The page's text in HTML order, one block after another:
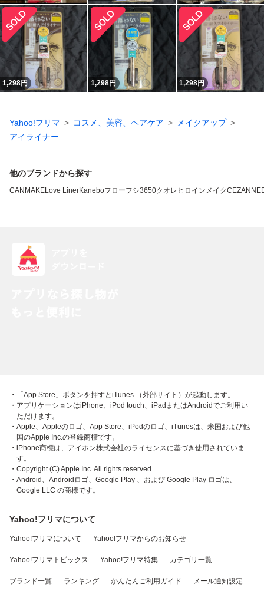
1,298円 1,298円 1,298円
Yahoo!フリマ コスメ、美容、ヘアケア
メイクアップ
アイライナー
他のブランドから探す
CANMAKELove LinerKaneboフローフシ3650クオレ ヒロインメイクCEZANNE
・「App Store」ボタンを押すとiTunes （外部サイト）が起動します。
・アプリケーションはiPhone、iPod touch、iPadまたはAndroidでご利用い
ただけます。
・Apple、Appleのロゴ、App Store、iPodのロゴ、iTunesは、米国および他
国のApple Inc.の登録商標です。
・iPhone商標は、アイホン株式会社のライセンスに基づき使用されていま
す。
・Copyright (C) Apple Inc. All rights reserved.
・Android、Androidロゴ、Google Play 、および Google Play ロゴは、
Google LLC の商標です。
Yahoo!フリマについて
Yahoo!フリマについて Yahoo!フリマからのお知らせ
Yahoo!フリマトピックス Yahoo!フリマ特集 カテゴリ一覧
ブランド一覧 ランキング かんたんご利用ガイド メール通知設定